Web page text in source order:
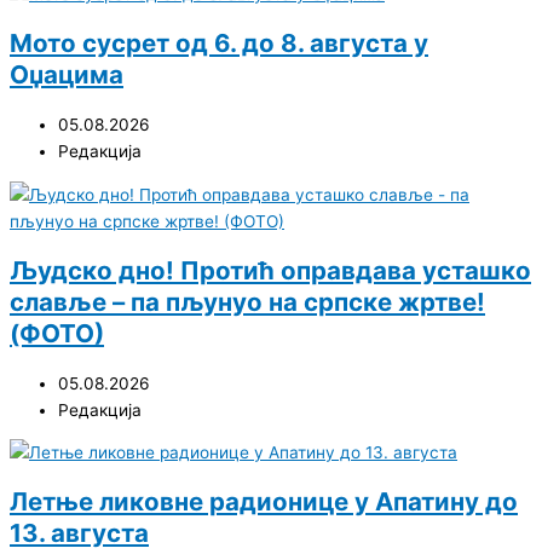
Мото сусрет од 6. до 8. августа у
Оџацима
05.08.2026
Редакција
Људско дно! Протић оправдава усташко
славље – па пљунуо на српске жртве!
(ФОТО)
05.08.2026
Редакција
Летње ликовне радионице у Апатину до
13. августа